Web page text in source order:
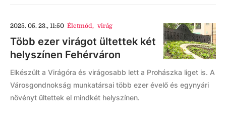
2025. 05. 23., 11:50 Életmód, virág
Több ezer virágot ültettek két
helyszínen Fehérváron
Elkészült a Virágóra és virágosabb lett a Prohászka liget is. A
Városgondnokság munkatársai több ezer évelő és egynyári
növényt ültettek el mindkét helyszínen.